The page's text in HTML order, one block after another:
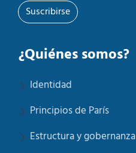
Suscribirse
¿Quiénes somos?
Identidad
Principios de París
Estructura y gobernanza